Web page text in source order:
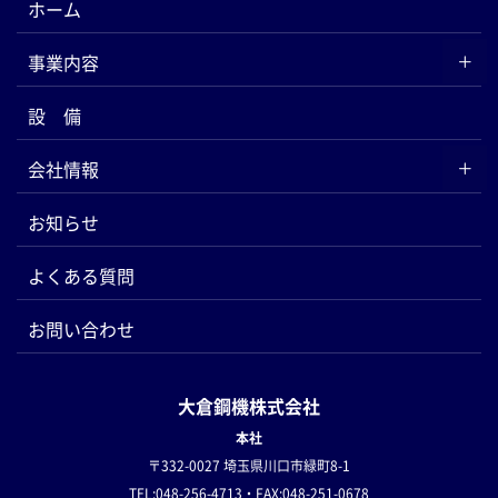
ホーム
事業内容
設 備
会社情報
お知らせ
よくある質問
お問い合わせ
大倉鋼機株式会社
本社
〒332-0027 埼玉県川口市緑町8-1
TEL:048-256-4713・FAX:048-251-0678